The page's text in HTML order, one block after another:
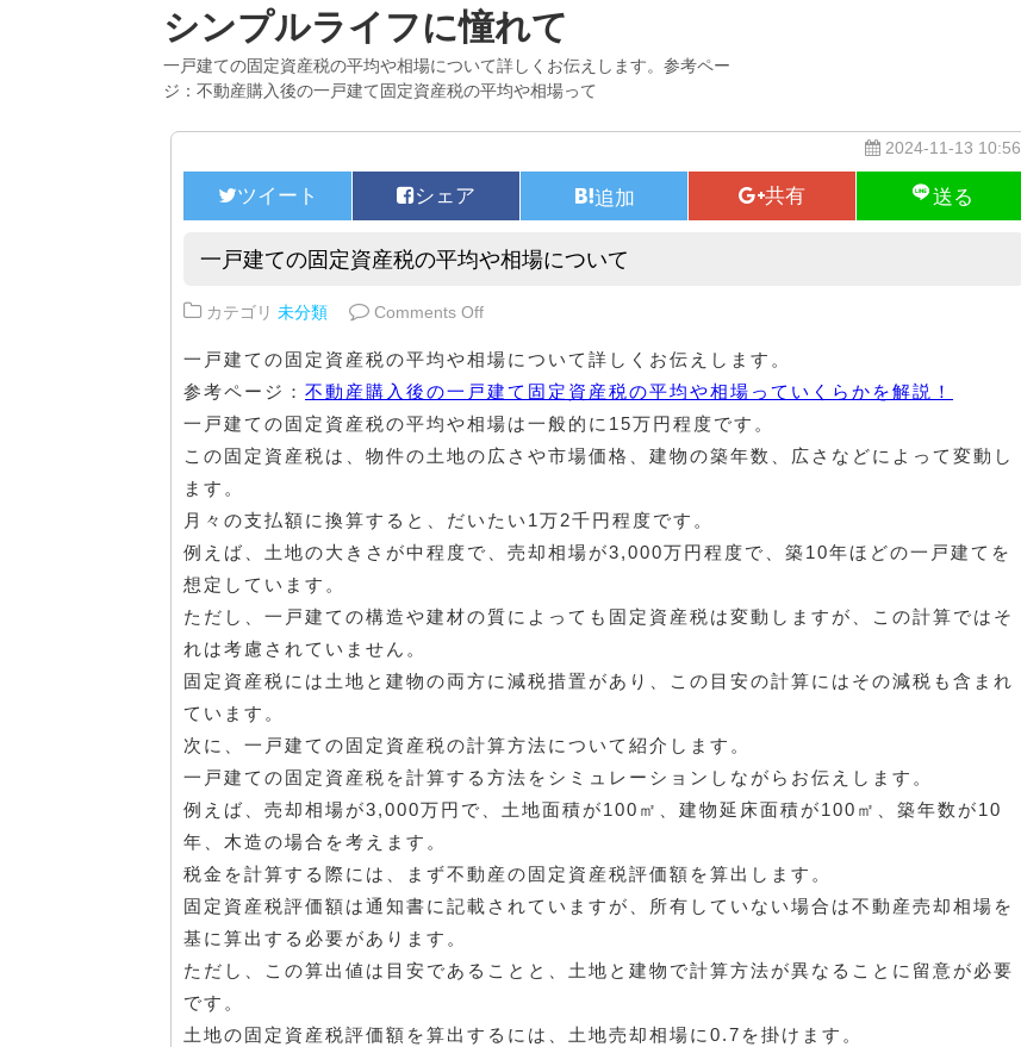
シンプルライフに憧れて
一戸建ての固定資産税の平均や相場について詳しくお伝えします。参考ペー
ジ：不動産購入後の一戸建て固定資産税の平均や相場って
2024-11-13 10:56
一戸建ての固定資産税の平均や相場について
カテゴリ 未分類 Comments Offon 一戸建ての固定資産税の平均や相場について
一戸建ての固定資産税の平均や相場について詳しくお伝えします。
参考ページ： 不動産購入後の一戸建て固定資産税の平均や相場っていくらかを解説！
一戸建ての固定資産税の平均や相場は一般的に15万円程度です。
この固定資産税は、物件の土地の広さや市場価格、建物の築年数、広さなどによって変動し
ます。
月々の支払額に換算すると、だいたい1万2千円程度です。
例えば、土地の大きさが中程度で、売却相場が3,000万円程度で、築10年ほどの一戸建てを
想定しています。
ただし、一戸建ての構造や建材の質によっても固定資産税は変動しますが、この計算ではそ
れは考慮されていません。
固定資産税には土地と建物の両方に減税措置があり、この目安の計算にはその減税も含まれ
ています。
次に、一戸建ての固定資産税の計算方法について紹介します。
一戸建ての固定資産税を計算する方法をシミュレーションしながらお伝えします。
例えば、売却相場が3,000万円で、土地面積が100㎡、建物延床面積が100㎡、築年数が10
年、木造の場合を考えます。
税金を計算する際には、まず不動産の固定資産税評価額を算出します。
固定資産税評価額は通知書に記載されていますが、所有していない場合は不動産売却相場を
基に算出する必要があります。
ただし、この算出値は目安であることと、土地と建物で計算方法が異なることに留意が必要
です。
土地の固定資産税評価額を算出するには、土地売却相場に0.7を掛けます。